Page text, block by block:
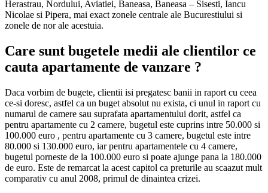
Herastrau, Nordului, Aviatiei, Baneasa, Baneasa – Sisesti, Iancu
Nicolae si Pipera, mai exact zonele centrale ale Bucurestiului si
zonele de nor ale acestuia.
Care sunt bugetele medii ale clientilor ce
cauta apartamente de vanzare ?
Daca vorbim de bugete, clientii isi pregatesc banii in raport cu ceea
ce-si doresc, astfel ca un buget absolut nu exista, ci unul in raport cu
numarul de camere sau suprafata apartamentului dorit, astfel ca
pentru apartamente cu 2 camere, bugetul este cuprins intre 50.000 si
100.000 euro , pentru apartamente cu 3 camere, bugetul este intre
80.000 si 130.000 euro, iar pentru apartamentele cu 4 camere,
bugetul porneste de la 100.000 euro si poate ajunge pana la 180.000
de euro. Este de remarcat la acest capitol ca preturile au scaazut mult
comparativ cu anul 2008, primul de dinaintea crizei.